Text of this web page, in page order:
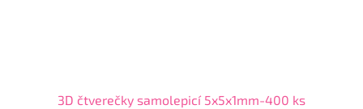
3D čtverečky samolepicí 5x5x1mm-400 ks